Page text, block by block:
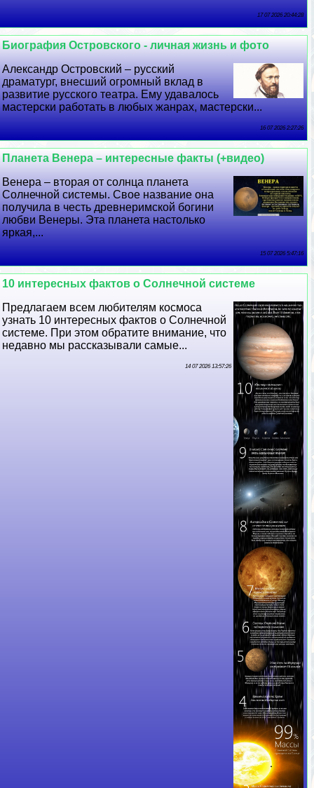
17 07 2026 20:44:28
Биография Островского - личная жизнь и фото
Александр Островский – русский
драматург, внесший огромный вклад в
развитие русского театра. Ему удавалось
мастерски работать в любых жанрах, мастерски...
16 07 2026 2:27:26
Планета Венера – интересные факты (+видео)
Венера – вторая от солнца планета
Солнечной системы. Свое название она
получила в честь древнеримской богини
любви Венеры. Эта планета настолько
яркая,...
15 07 2026 5:47:16
10 интересных фактов о Солнечной системе
Предлагаем всем любителям космоса
узнать 10 интересных фактов о Солнечной
системе. При этом обратите внимание, что
недавно мы рассказывали самые...
14 07 2026 13:57:26